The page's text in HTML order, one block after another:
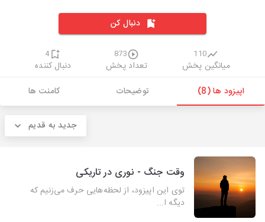
دنبال کن
110
میانگین پخش
873
تعداد پخش
4
دنبال کننده
اپیزود ها (8)
توضیحات کامنت ها
جدید به قدیم
وقت جنگ - نوری در تاریکی
توی این اپیزود، از لحظه‌هایی حرف می‌زنیم که
دیگه ا...